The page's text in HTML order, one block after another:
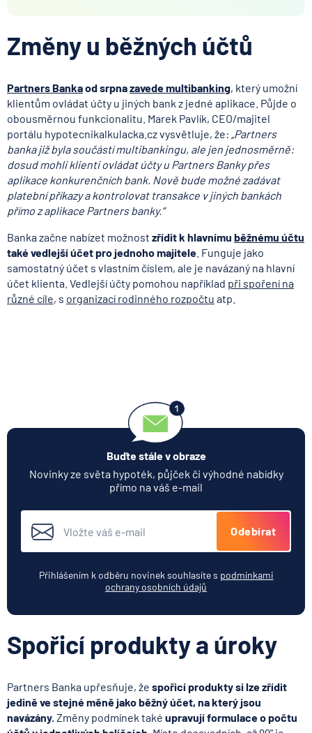
Změny u běžných účtů
Partners Bankaod srpnazavede multibanking, který umožní
klientům ovládat účty u jiných bank z jedné aplikace. Půjde o
obousměrnou funkcionalitu. Marek Pavlík, CEO/majitel
portálu hypotecnikalkulacka.cz vysvětluje, že: „Partners
banka již byla součástí multibankingu, ale jen jednosměrně:
dosud mohli klienti ovládat účty u Partners Banky přes
aplikace konkurenčních bank. Nově bude možné zadávat
platební příkazy a kontrolovat transakce v jiných bankách
přímo z aplikace Partners banky.“
Banka začne nabízet možnost zřídit k hlavnímu běžnému účtu
také vedlejší účet pro jednoho majitele . Funguje jako
samostatný účet s vlastním číslem, ale je navázaný na hlavní
účet klienta. Vedlejší účty pomohou například při spoření na
různé cíle, s organizací rodinného rozpočtu atp.
Buďte stále v obraze
Novinky ze světa hypoték, půjček či výhodné nabídky
přímo na váš e-mail
Odebírat
Přihlášením k odběru novinek souhlasíte s podmínkami
ochrany osobních údajů
Spořicí produkty a úroky
Partners Banka upřesňuje, že spořicí produkty si lze zřídit
jedině ve stejné měně jako běžný účet, na který jsou
navázány.Změny podmínek také upravují formulace o počtu